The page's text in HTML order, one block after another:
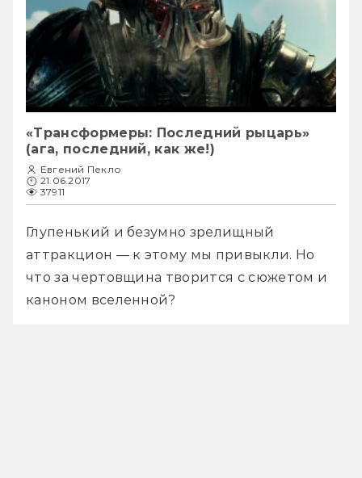
«Трансформеры: Последний рыцарь»
(ага, последний, как же!)
Евгений Пекло
21.06.2017
37911
Глупенький и безумно зрелищный
аттракцион — к этому мы привыкли. Но
что за чертовщина творится с сюжетом и
каноном вселенной?